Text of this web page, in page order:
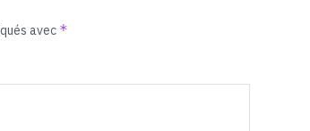
avec *